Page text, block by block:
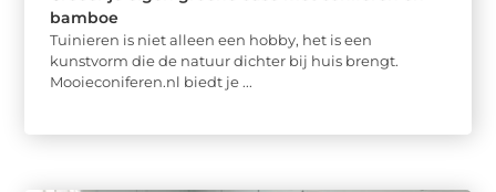
bamboe
Tuinieren is niet alleen een hobby, het is een
kunstvorm die de natuur dichter bij huis brengt.
Mooieconiferen.nl biedt je ...